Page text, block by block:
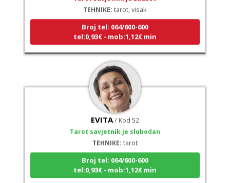
TEHNIKE: tarot, visak
Broj tel: 064/600-600
tel:0,93€ - mob:1,12€ min
EVITA/ Kod 52
Tarot savjetnik je slobodan
TEHNIKE: tarot
Broj tel: 064/600-600
tel:0,93€ - mob:1,12€ min